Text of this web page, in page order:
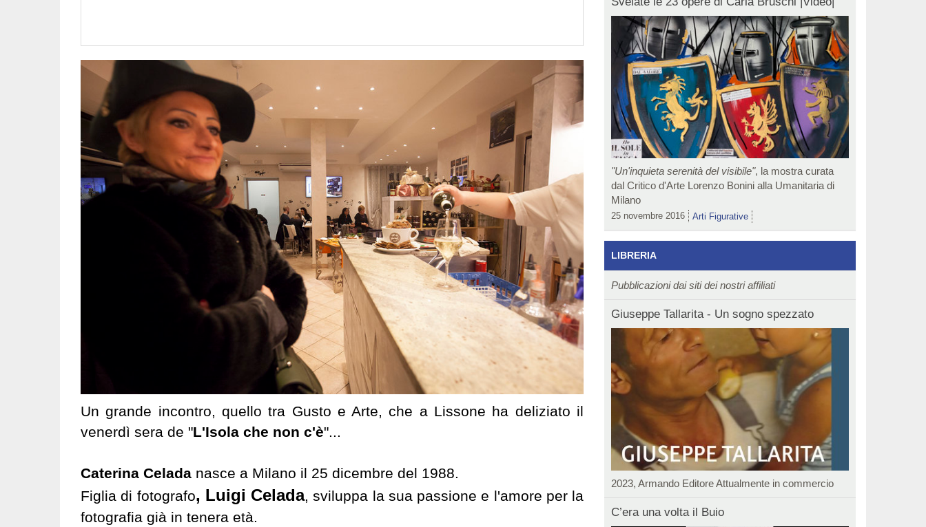
Un grande incontro, quello tra Gusto e Arte, che a Lissone ha deliziato il
venerdì sera de "L'Isola che non c'è"...
Caterina Celada nasce a Milano il 25 dicembre del 1988.
Figlia di fotografo, Luigi Celada, sviluppa la sua passione e l'amore per la
fotografia già in tenera età.
"Un'inquieta serenità del visibile", la mostra curata
dal Critico d'Arte Lorenzo Bonini alla Umanitaria di
Milano
25 novembre 2016 Arti Figurative
LIBRERIA
Pubblicazioni dai siti dei nostri affiliati
Giuseppe Tallarita - Un sogno spezzato
2023, Armando Editore Attualmente in commercio
C’era una volta il Buio